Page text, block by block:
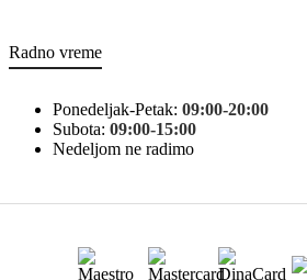
Radno vreme
Ponedeljak-Petak: 09:00-20:00
Subota: 09:00-15:00
Nedeljom ne radimo